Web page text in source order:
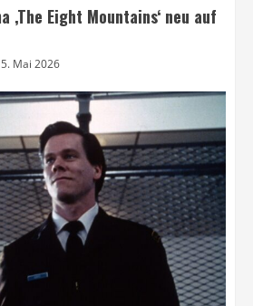
‚The Eight Mountains‘ neu auf
5. Mai 2026